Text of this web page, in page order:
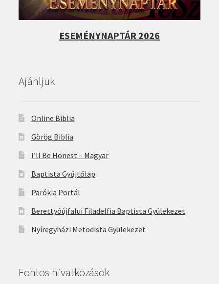
ESEMÉNYNAPTÁR 2026
Ajánljuk
Online Biblia
Görög Biblia
I’ll Be Honest – Magyar
Baptista Gyűjtőlap
Parókia Portál
Berettyóújfalui Filadelfia Baptista Gyülekezet
Nyíregyházi Metodista Gyülekezet
Fontos hivatkozások